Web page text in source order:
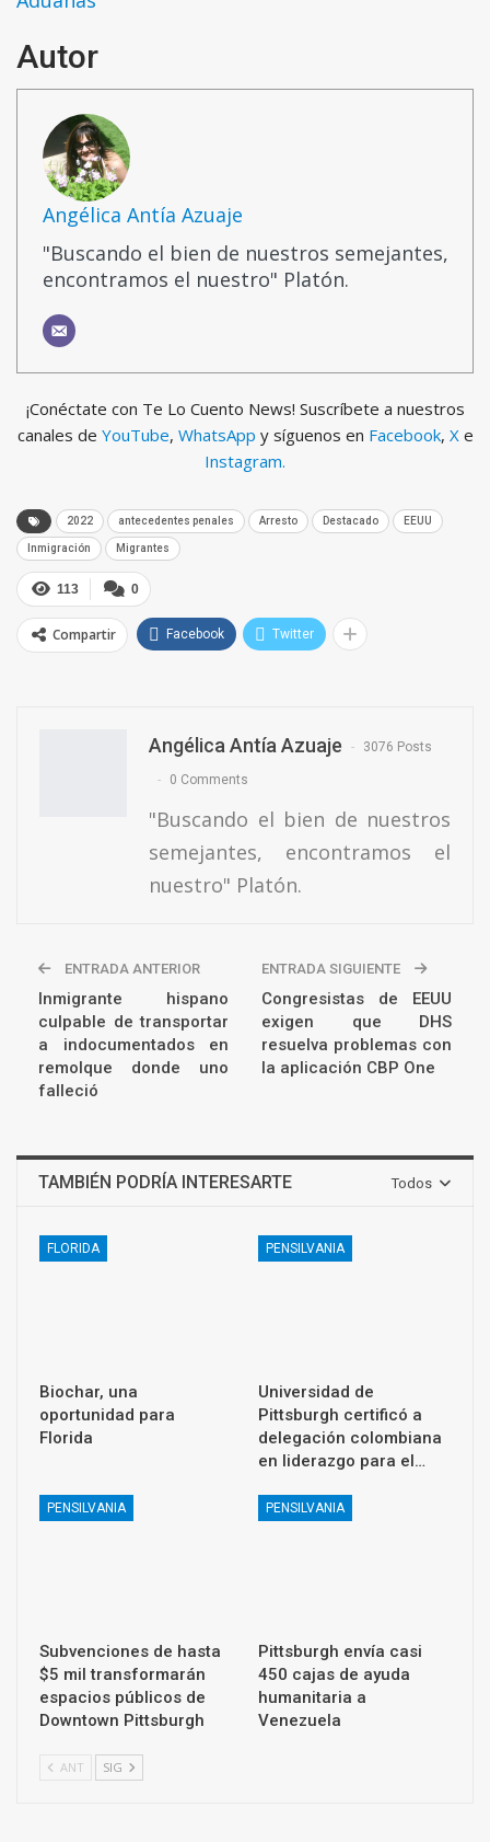
Autor
Angélica Antía Azuaje
"Buscando el bien de nuestros semejantes,
encontramos el nuestro" Platón.
¡Conéctate con Te Lo Cuento News! Suscríbete a nuestros
canales de YouTube, WhatsApp y síguenos en Facebook, X e
Instagram.
2022 antecedentes penales Arresto Destacado EEUU
Inmigración Migrantes
0
113
Compartir Facebook Twitter
Angélica Antía Azuaje 3076 Posts
0 Comments
"Buscando el bien de nuestros
semejantes, encontramos el
nuestro" Platón.
ENTRADA ANTERIOR
Inmigrante hispano
culpable de transportar
a indocumentados en
remolque donde uno
falleció
ENTRADA SIGUIENTE
Congresistas de EEUU
exigen que DHS
resuelva problemas con
la aplicación CBP One
Todos
TAMBIÉN PODRÍA INTERESARTE
FLORIDA
Biochar, una
oportunidad para
Florida
PENSILVANIA
Universidad de
Pittsburgh certificó a
delegación colombiana
en liderazgo para el…
PENSILVANIA
Subvenciones de hasta
$5 mil transformarán
espacios públicos de
Downtown Pittsburgh
PENSILVANIA
Pittsburgh envía casi
450 cajas de ayuda
humanitaria a
Venezuela
ANT SIG